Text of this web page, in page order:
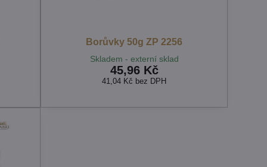
Borůvky 50g ZP 2256
Skladem - externí sklad
45,96 Kč
41,04 Kč bez DPH